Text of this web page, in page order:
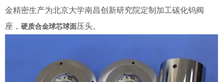
金精密生产为北京大学南昌创新研究院定制加工碳化钨阀
座， 硬质合金球芯球面压头。